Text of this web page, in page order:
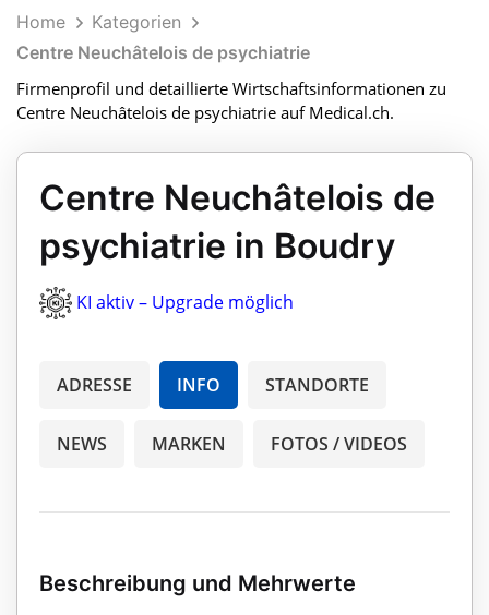
Home
Kategorien
Centre Neuchâtelois de psychiatrie
Firmenprofil und detaillierte Wirtschaftsinformationen zu
Centre Neuchâtelois de psychiatrie auf Medical.ch.
Centre Neuchâtelois de
psychiatrie in Boudry
KI aktiv – Upgrade möglich
ADRESSE INFO STANDORTE
NEWS MARKEN FOTOS / VIDEOS
Beschreibung und Mehrwerte